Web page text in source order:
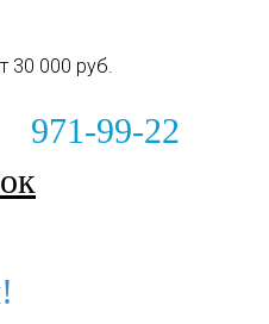
30 000 руб.
971-99-22